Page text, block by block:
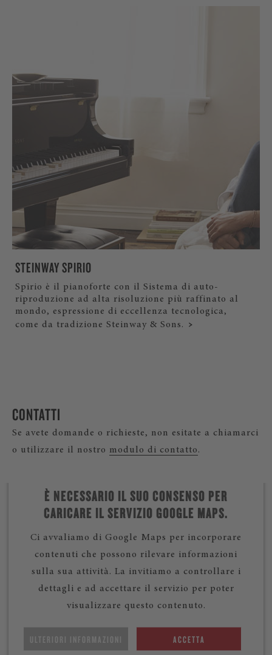
STEINWAY SPIRIO
Spirio è il pianoforte con il Sistema di auto-
riproduzione ad alta risoluzione più raffinato al
mondo, espressione di eccellenza tecnologica,
come da tradizione Steinway & Sons.
CONTATTI
Se avete domande o richieste, non esitate a chiamarci
o utilizzare il nostro modulo di contatto.
È NECESSARIO IL SUO CONSENSO PER
CARICARE IL SERVIZIO GOOGLE MAPS.
Ci avvaliamo di Google Maps per incorporare
contenuti che possono rilevare informazioni
sulla sua attività. La invitiamo a controllare i
dettagli e ad accettare il servizio per poter
visualizzare questo contenuto.
ULTERIORI INFORMAZIONI ACCETTA